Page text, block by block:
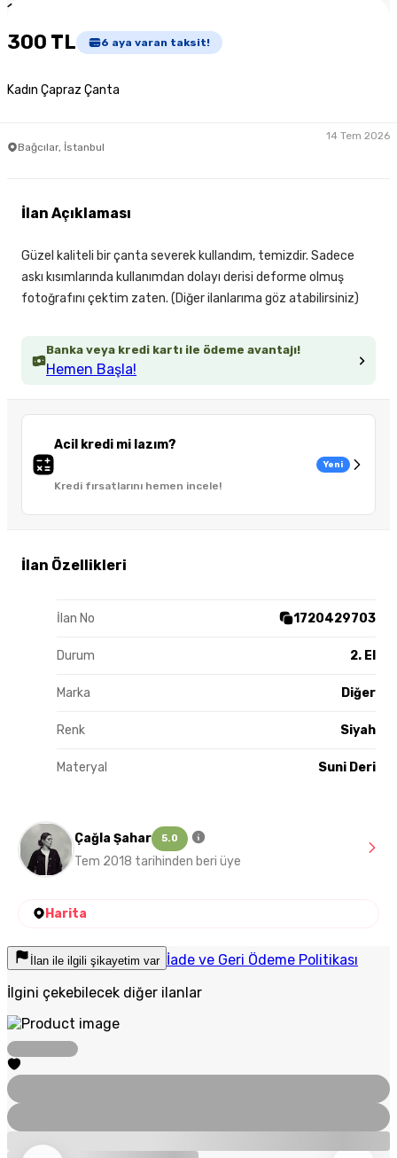
1
300 TL 6 aya varan taksit!
Kadın Çapraz Çanta
Bağcılar, İstanbul
14 Tem 2026
Banka veya kredi kartı ile ödeme avantajı!
Hemen Başla!
Acil kredi mi lazım?
Kredi fırsatlarını hemen incele!
Yeni
İlan Özellikleri
İlan No 1720429703
Durum 2. El
Marka Diğer
Renk Siyah
Materyal Suni Deri
İlan Açıklaması
Güzel kaliteli bir çanta severek kullandım, temizdir. Sadece
askı kısımlarında kullanımdan dolayı derisi deforme olmuş
fotoğrafını çektim zaten. (Diğer ilanlarıma göz atabilirsiniz)
Çağla Şahar 5.0
Tem 2018 tarihinden beri üye
Harita
İlan ile ilgili şikayetim var İade ve Geri Ödeme Politikası
İlgini çekebilecek diğer ilanlar